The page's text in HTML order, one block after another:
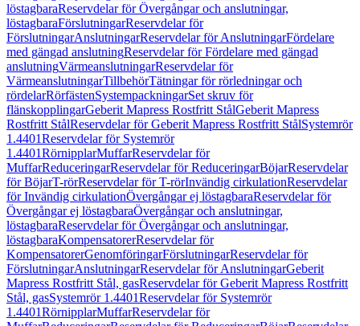
löstagbaraReservdelar för Övergångar och anslutningar,
löstagbaraFörslutningarReservdelar för
FörslutningarAnslutningarReservdelar för AnslutningarFördelare
med gängad anslutningReservdelar för Fördelare med gängad
anslutningVärmeanslutningarReservdelar för
VärmeanslutningarTillbehörTätningar för rörledningar och
rördelarRörfästenSystempackningarSet skruv för
flänskopplingarGeberit Mapress Rostfritt StålGeberit Mapress
Rostfritt StålReservdelar för Geberit Mapress Rostfritt StålSystemrör
1.4401Reservdelar för Systemrör
1.4401RörnipplarMuffarReservdelar för
MuffarReduceringarReservdelar för ReduceringarBöjarReservdelar
för BöjarT-rörReservdelar för T-rörInvändig cirkulationReservdelar
för Invändig cirkulationÖvergångar ej löstagbaraReservdelar för
Övergångar ej löstagbaraÖvergångar och anslutningar,
löstagbaraReservdelar för Övergångar och anslutningar,
löstagbaraKompensatorerReservdelar för
KompensatorerGenomföringarFörslutningarReservdelar för
FörslutningarAnslutningarReservdelar för AnslutningarGeberit
Mapress Rostfritt Stål, gasReservdelar för Geberit Mapress Rostfritt
Stål, gasSystemrör 1.4401Reservdelar för Systemrör
1.4401RörnipplarMuffarReservdelar för